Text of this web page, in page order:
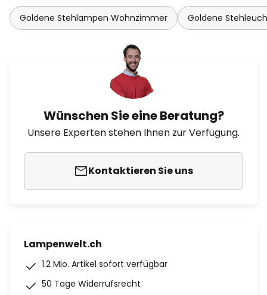
Goldene Stehlampen Wohnzimmer Goldene
Wünschen Sie eine Beratung?
Unsere Experten stehen Ihnen zur Verfügung.
Kontaktieren Sie uns
Lampenwelt.ch
1.2 Mio. Artikel sofort verfügbar
50 Tage Widerrufsrecht